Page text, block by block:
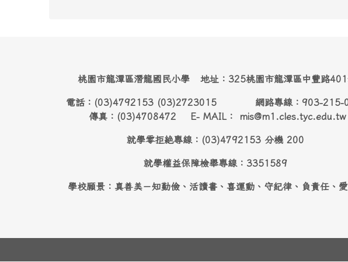
桃園市龍潭區潛龍國民小學 地址：325桃園市龍潭區中豐路
電話：(03)4792153 (03)2723015 網路專線：903-215-
傳真：(03)4708472 E- MAIL： mis@m1.cles.tyc.edu.tw
就學零拒絶專線：(03)4792153 分機 200
就學權益保障檢舉專線：3351589
學校願景：真善美－知勤儉、活讀書、喜運動、守紀律、負責任、